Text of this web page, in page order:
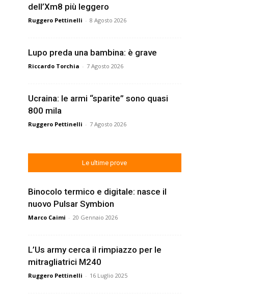
dell’Xm8 più leggero
Ruggero Pettinelli - 8 Agosto 2026
Lupo preda una bambina: è grave
Riccardo Torchia - 7 Agosto 2026
Ucraina: le armi “sparite” sono quasi
800 mila
Ruggero Pettinelli - 7 Agosto 2026
Le ultime prove
Binocolo termico e digitale: nasce il
nuovo Pulsar Symbion
Marco Caimi - 20 Gennaio 2026
L’Us army cerca il rimpiazzo per le
mitragliatrici M240
Ruggero Pettinelli - 16 Luglio 2025